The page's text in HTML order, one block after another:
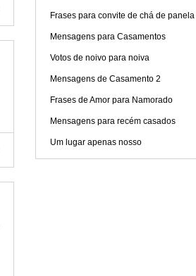
Frases para convite de chá de panela
Mensagens para Casamentos
Votos de noivo para noiva
Mensagens de Casamento 2
Frases de Amor para Namorado
Mensagens para recém casados
Um lugar apenas nosso